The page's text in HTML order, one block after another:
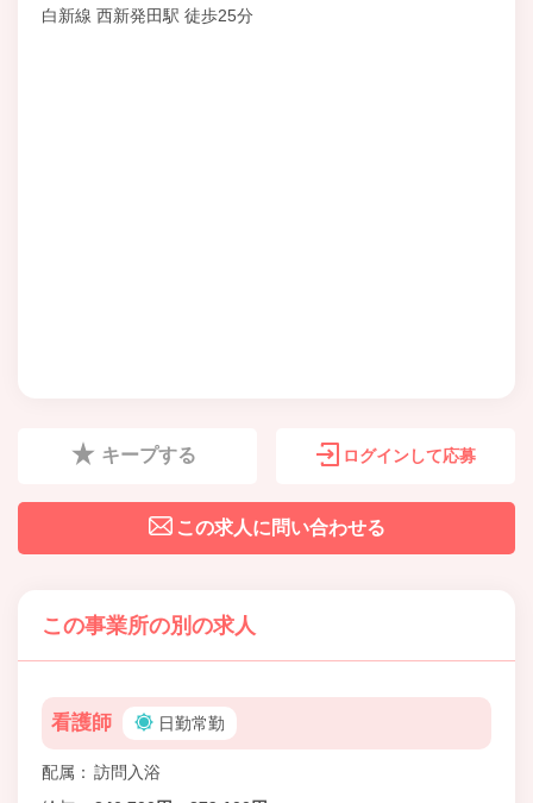
白新線 西新発田駅 徒歩25分
キープする ログインして応募
この求人に問い合わせる
この事業所の別の求人
看護師 日勤常勤
配属
訪問入浴